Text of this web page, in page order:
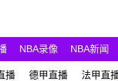
NBA录像 NBA新闻
播 德甲直播 法甲直